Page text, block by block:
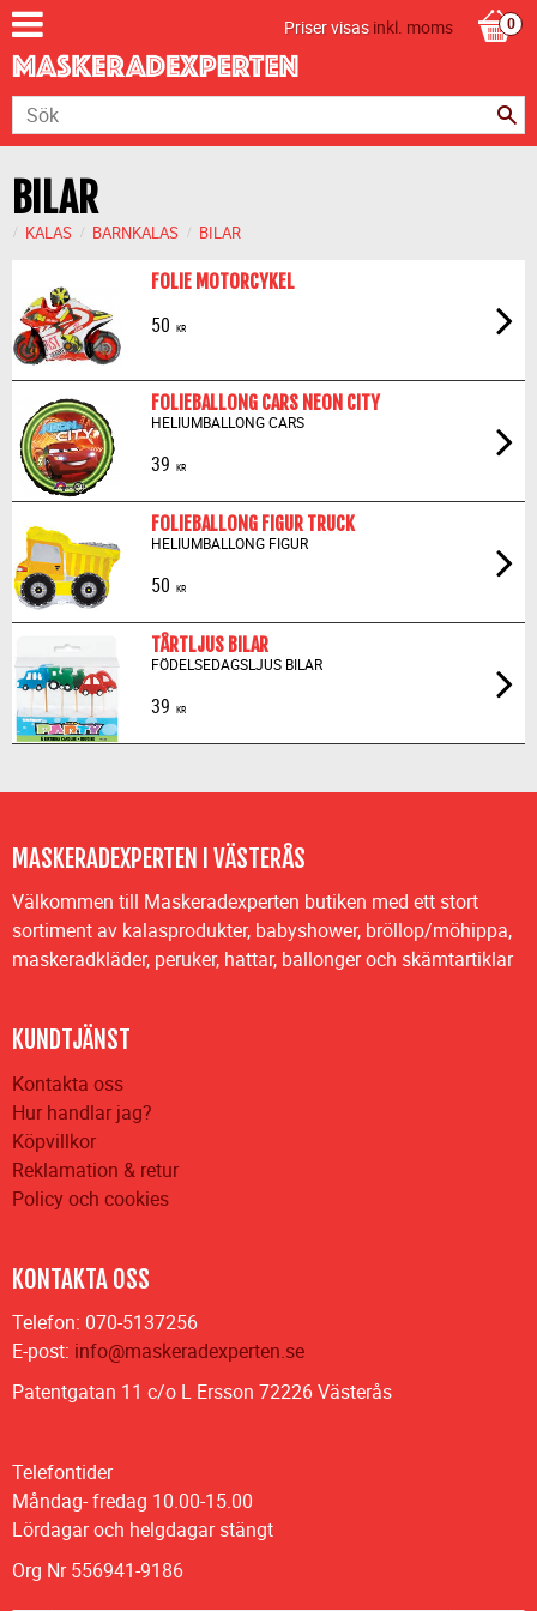
Priser visasinkl. moms
BILAR
KALAS BARNKALAS BILAR
FOLIE MOTORCYKEL
50 KR
FOLIEBALLONG CARS NEON CITY
HELIUMBALLONG CARS
39 KR
FOLIEBALLONG FIGUR TRUCK
HELIUMBALLONG FIGUR
50 KR
TÅRTLJUS BILAR
FÖDELSEDAGSLJUS BILAR
39 KR
MASKERADEXPERTEN I VÄSTERÅS
Välkommen till Maskeradexperten butiken med ett stort
sortiment av kalasprodukter, babyshower, bröllop/möhippa,
maskeradkläder, peruker, hattar, ballonger och skämtartiklar
KUNDTJÄNST
Kontakta oss
Hur handlar jag?
Köpvillkor
Reklamation & retur
Policy och cookies
KONTAKTA OSS
Telefon: 070-5137256
E-post: info@maskeradexperten.se
Patentgatan 11 c/o L Ersson 72226 Västerås
Telefontider
Måndag- fredag 10.00-15.00
Lördagar och helgdagar stängt
Org Nr 556941-9186